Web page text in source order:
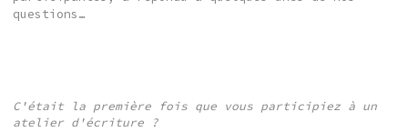
questions…
C'était la première fois que vous participiez à un
atelier d'écriture ?